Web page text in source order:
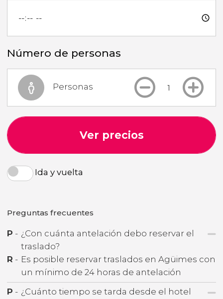
Número de personas
Personas
Ver precios
Ida y vuelta
Preguntas frecuentes
P - ¿Con cuánta antelación debo reservar el
traslado?
R - Es posible reservar traslados en Agüimes con
un mínimo de 24 horas de antelación
P - ¿Cuánto tiempo se tarda desde el hotel